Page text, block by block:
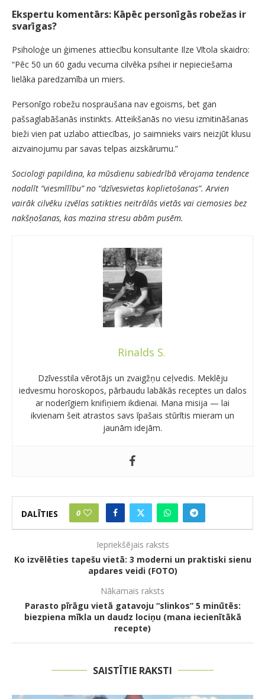
Ekspertu komentārs: Kāpēc personīgās robežas ir
svarīgas?
Psiholoģe un ģimenes attiecību konsultante Ilze Vītola skaidro:
“Pēc 50 un 60 gadu vecuma cilvēka psihei ir nepieciešama
lielāka paredzamība un miers.
Personīgo robežu nospraušana nav egoisms, bet gan
pašsaglabāšanās instinkts. Atteikšanās no viesu izmitināšanas
bieži vien pat uzlabo attiecības, jo saimnieks vairs neizjūt klusu
aizvainojumu par savas telpas aizskārumu.”
Sociologi papildina, ka mūsdienu sabiedrībā vērojama tendence
nodalīt “viesmīlību” no “dzīvesvietas koplietošanas”. Arvien
vairāk cilvēku izvēlas satikties neitrālās vietās vai ciemosies bez
nakšņošanas, kas mazina stresu abām pusēm.
Rinalds S.
Dzīvesstila vērotājs un zvaigžņu ceļvedis. Meklēju
iedvesmu horoskopos, pārbaudu labākās receptes un dalos
ar noderīgiem knifiņiem ikdienai. Mana misija — lai
ikvienam šeit atrastos savs īpašais stūrītis mieram un
jaunām idejām.
DALĪTIES 0
Iepriekšējais raksts
Ko izvēlēties tapešu vietā: 3 moderni un praktiski sienu
apdares veidi (FOTO)
Nākamais raksts
Parasto pīrāgu vietā gatavoju “slinkos” 5 minūtēs:
biezpiena mīkla un daudz lociņu (mana iecienītākā
recepte)
SAISTĪTIE RAKSTI